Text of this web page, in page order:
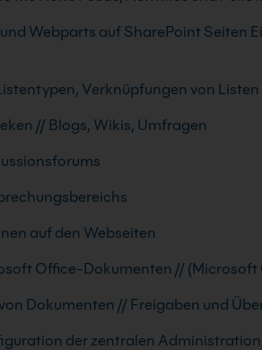
Webparts auf SharePoint Seiten
Verknüpfungen von Listen
// Blogs, Wikis, Umfragen
auf den Webseiten
Office-Dokumenten // (Microsoft
Dokumenten // Freigaben und
der zentralen